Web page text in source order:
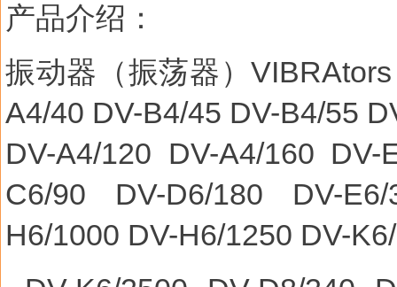
产品介绍：
振动器（振荡器）VIBRAtors
A4/40 DV-B4/45 DV-B4/55
DV-A4/120 DV-A4/160
C6/90 DV-D6/180 DV-
H6/1000 DV-H6/1250 DV-